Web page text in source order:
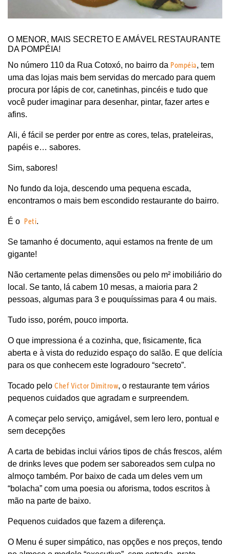
O MENOR, MAIS SECRETO E AMÁVEL RESTAURANTE
DA POMPÉIA!
No número 110 da Rua Cotoxó, no bairro da Pompéia, tem
uma das lojas mais bem servidas do mercado para quem
procura por lápis de cor, canetinhas, pincéis e tudo que
você puder imaginar para desenhar, pintar, fazer artes e
afins.
Ali, é fácil se perder por entre as cores, telas, prateleiras,
papéis e… sabores.
Sim, sabores!
No fundo da loja, descendo uma pequena escada,
encontramos o mais bem escondido restaurante do bairro.
É o Peti.
Se tamanho é documento, aqui estamos na frente de um
gigante!
Não certamente pelas dimensões ou pelo m² imobiliário do
local. Se tanto, lá cabem 10 mesas, a maioria para 2
pessoas, algumas para 3 e pouquíssimas para 4 ou mais.
Tudo isso, porém, pouco importa.
O que impressiona é a cozinha, que, fisicamente, fica
aberta e à vista do reduzido espaço do salão. E que delícia
para os que conhecem este logradouro “secreto”.
Tocado pelo Chef Victor Dimitrow, o restaurante tem vários
pequenos cuidados que agradam e surpreendem.
A começar pelo serviço, amigável, sem lero lero, pontual e
sem decepções
A carta de bebidas inclui vários tipos de chás frescos, além
de drinks leves que podem ser saboreados sem culpa no
almoço também. Por baixo de cada um deles vem um
“bolacha” com uma poesia ou aforisma, todos escritos à
mão na parte de baixo.
Pequenos cuidados que fazem a diferença.
O Menu é super simpático, nas opções e nos preços, tendo